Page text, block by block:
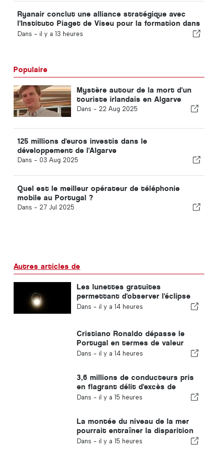
Ryanair conclut une alliance stratégique avec
l'Instituto Piaget de Viseu pour la formation dans
le secteur aéronautique au Portugal
Dans - il y a 13 heures
Populaire
Mystère autour de la mort d'un
touriste irlandais en Algarve
Dans - 22 Aug 2025
125 millions d'euros investis dans le
développement de l'Algarve
Dans - 03 Aug 2025
Quel est le meilleur opérateur de téléphonie
mobile au Portugal ?
Dans - 27 Jul 2025
Autres articles de
Les lunettes gratuites
permettant d'observer l'éclipse
totale de Soleil au Portugal
Dans - il y a 14 heures
Cristiano Ronaldo dépasse le
Portugal en termes de valeur
commerciale
Dans - il y a 14 heures
3,6 millions de conducteurs pris
en flagrant délit d'excès de
vitesse au Portugal en 10 ans
Dans - il y a 15 heures
La montée du niveau de la mer
pourrait entraîner la disparition
de 40 % des plages du Portugal
Dans - il y a 15 heures